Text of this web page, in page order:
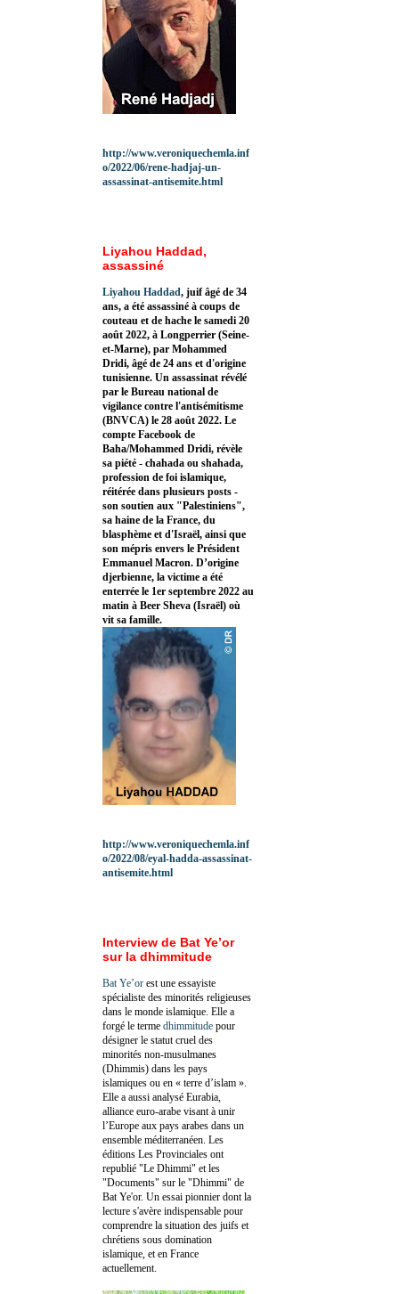
http://www.veroniquechemla.inf
o/2022/06/rene-hadjaj-un-
assassinat-antisemite.html
Liyahou Haddad,
assassiné
Liyahou Haddad, juif âgé de 34
ans, a été assassiné à coups de
couteau et de hache le samedi 20
août 2022, à Longperrier (Seine-
et-Marne), par Mohammed
Dridi, âgé de 24 ans et d'origine
tunisienne. Un assassinat révélé
par le Bureau national de
vigilance contre l'antisémitisme
(BNVCA) le 28 août 2022. Le
compte Facebook de
Baha/Mohammed Dridi, révèle
sa piété - chahada ou shahada,
profession de foi islamique,
réitérée dans plusieurs posts -
son soutien aux "Palestiniens",
sa haine de la France, du
blasphème et d'Israël, ainsi que
son mépris envers le Président
Emmanuel Macron. D’origine
djerbienne, la victime a été
enterrée le 1er septembre 2022 au
matin à Beer Sheva (Israël) où
vit sa famille.
http://www.veroniquechemla.inf
o/2022/08/eyal-hadda-assassinat-
antisemite.html
Interview de Bat Ye’or
sur la dhimmitude
Bat Ye’or est une essayiste
spécialiste des minorités religieuses
dans le monde islamique. Elle a
forgé le terme dhimmitude pour
désigner le statut cruel des
minorités non-musulmanes
(Dhimmis) dans les pays
islamiques ou en « terre d’islam ».
Elle a aussi analysé Eurabia,
alliance euro-arabe visant à unir
l’Europe aux pays arabes dans un
ensemble méditerranéen. Les
éditions Les Provinciales ont
republié "Le Dhimmi" et les
"Documents" sur le "Dhimmi" de
Bat Ye'or. Un essai pionnier dont la
lecture s'avère indispensable pour
comprendre la situation des juifs et
chrétiens sous domination
islamique, et en France
actuellement.